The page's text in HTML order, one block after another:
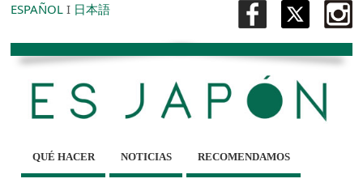
ESPAÑOL I 日本語
QUÉ HACER NOTICIAS RECOMENDAMOS